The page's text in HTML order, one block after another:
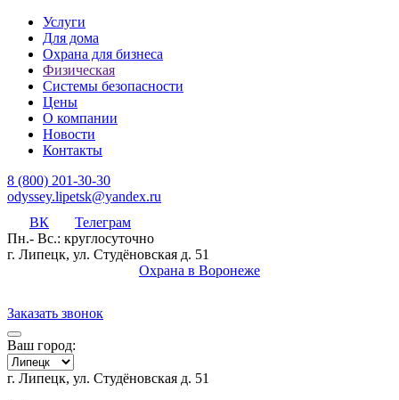
Услуги
Для дома
Охрана для бизнеса
Физическая
Системы безопасности
Цены
О компании
Новости
Контакты
8 (800) 201-30-30
odyssey.lipetsk@yandex.ru
ВК
Телеграм
Пн.- Вс.: круглосуточно
г. Липецк, ул. Студёновская д. 51
Охрана в Воронеже
Заказать звонок
Ваш город:
г. Липецк, ул. Студёновская д. 51